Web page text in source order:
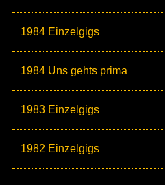
1984 Einzelgigs
1984 Uns gehts prima
1983 Einzelgigs
1982 Einzelgigs